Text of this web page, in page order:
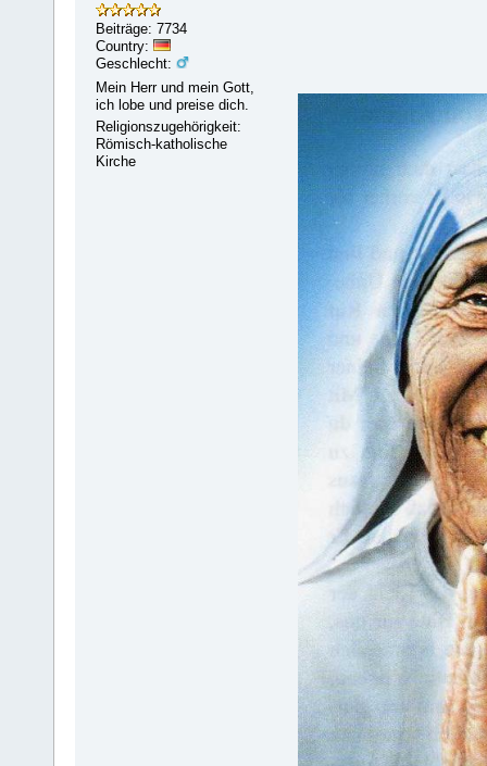
Beiträge: 7734
Country:
Geschlecht:
Mein Herr und mein Gott,
ich lobe und preise dich.
Religionszugehörigkeit:
Römisch-katholische
Kirche